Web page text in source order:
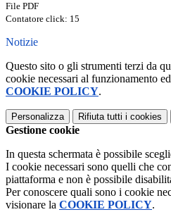
File PDF
Contatore click: 15
Notizie
Questo sito o gli strumenti terzi da
cookie necessari al funzionamento
COOKIE POLICY.
Personalizza Rifiuta tutti i cookies
Gestione cookie
In questa schermata è possibile
I cookie necessari sono quelli che
piattaforma e non è possibile
Per conoscere quali sono i cookie
visionare la COOKIE POLICY.